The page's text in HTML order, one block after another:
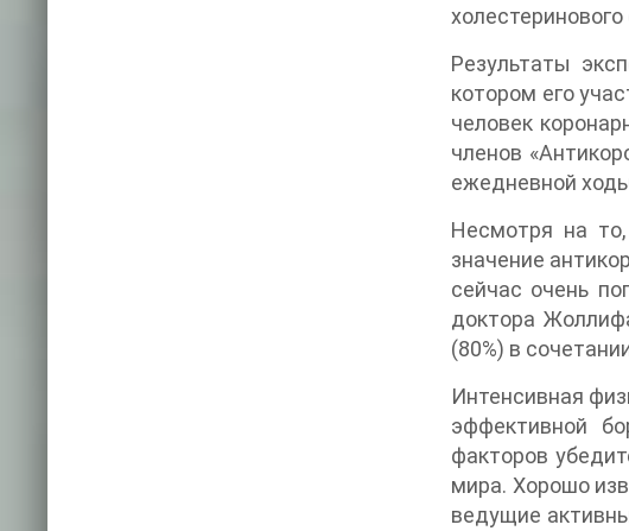
Результаты
котором его
человек
членов
ежеднев­ной
Несмотря на то,
значение
сейчас очень
доктора
(80%) в
Интенсивная
эффективной
факторов
мира. Хорошо
ведущие